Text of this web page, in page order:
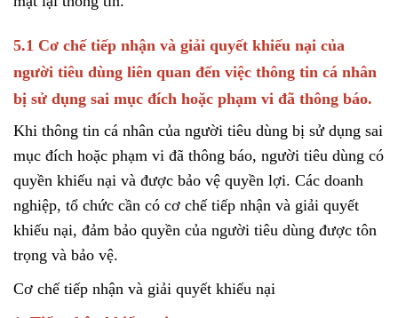
5.1 Cơ chế tiếp nhận và giải quyết khiếu nại của
người tiêu dùng liên quan đến việc thông tin cá nhân
bị sử dụng sai mục đích hoặc phạm vi đã thông báo.
Khi thông tin cá nhân của người tiêu dùng bị sử dụng sai
mục đích hoặc phạm vi đã thông báo, người tiêu dùng có
quyền khiếu nại và được bảo vệ quyền lợi. Các doanh
nghiệp, tổ chức cần có cơ chế tiếp nhận và giải quyết
khiếu nại, đảm bảo quyền của người tiêu dùng được tôn
trọng và bảo vệ.
Cơ chế tiếp nhận và giải quyết khiếu nại